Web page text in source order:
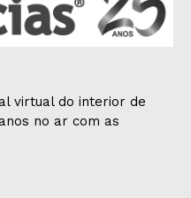
virtual do interior de
no ar com as